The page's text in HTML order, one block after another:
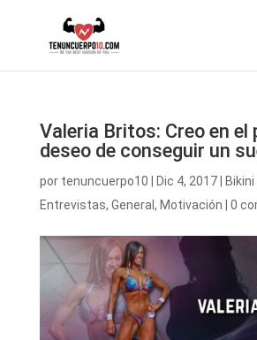
Valeria Britos: Creo en el
deseo de conseguir un
por tenuncuerpo10 Dic 4, 2017|
Entrevistas, General , Motivación 0